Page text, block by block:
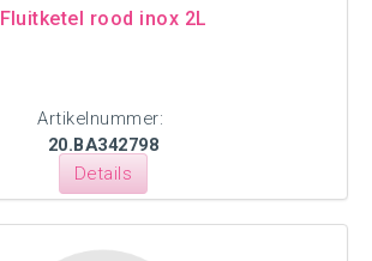
Fluitketel rood inox 2L
Artikelnummer:
20.BA342798
Details